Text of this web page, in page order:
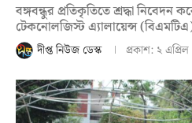
বঙ্গবন্ধুর প্রতিকৃতিতে শ্রদ্ধা নিবেদন
টেকনোলজিস্ট এ্যালায়েন্স
দীপ্ত নিউজ ডেস্ক প্রকাশ: ২